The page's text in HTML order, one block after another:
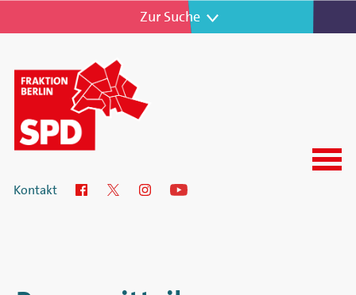
Zur Navigation
Zur Suche
Fraktion
Abgeordnetenhaus
Kontakt FacebookTwitterInstagramYouTube
Menu